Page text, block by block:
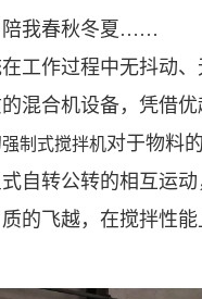
陪我春秋冬夏……
工作过程中无抖动
混合机设备，凭借优
强制式搅拌机对于物料
自转公转的相互运
的飞越，在搅拌性能